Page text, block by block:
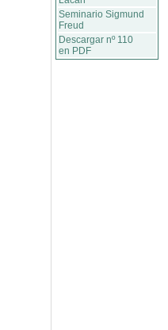
Seminario Sigmund
Freud
Descargar nº 110
en PDF